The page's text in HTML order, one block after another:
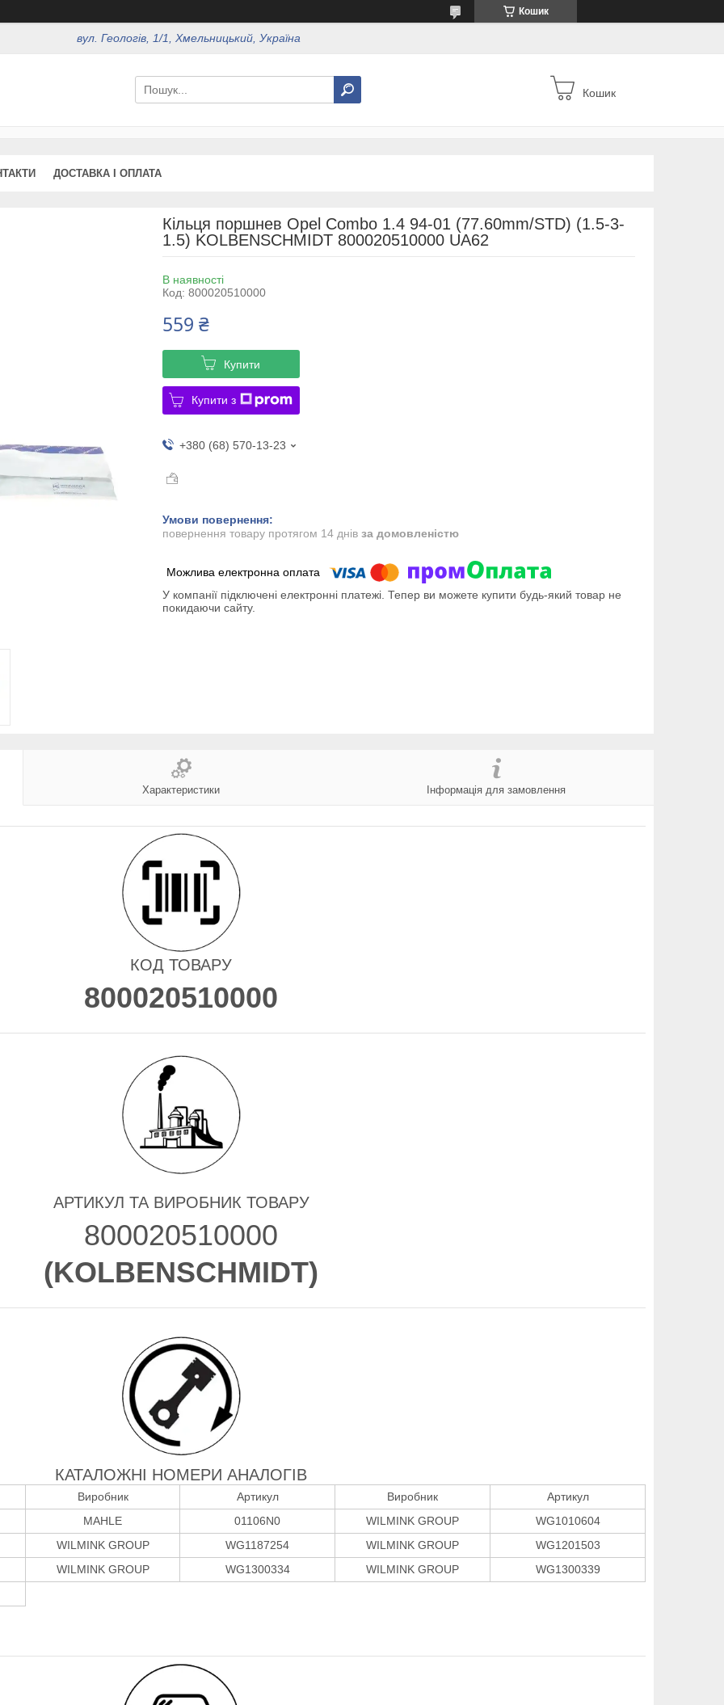
Кошик
вул. Геологів, 1/1, Хмельницький, Україна
Кошик
ДОСТАВКА І ОПЛАТА
Кільця поршнев Opel Combo 1.4 94-01 (77.60mm/STD) (1.5-3-
1.5) KOLBENSCHMIDT 800020510000 UA62
В наявності
Код: 800020510000
559 ₴
Купити
Купити з
+380 (68) 570-13-23
повернення товару протягом 14 днів за домовленістю
У компанії підключені електронні платежі. Тепер ви можете купити будь-який товар не
покидаючи сайту.
Характеристики Інформація для замовлення
КОД ТОВАРУ
800020510000
АРТИКУЛ ТА ВИРОБНИК ТОВАРУ
800020510000
(KOLBENSCHMIDT)
КАТАЛОЖНІ НОМЕРИ АНАЛОГІВ
Виробник Артикул Виробник
Артикул
MAHLE
01106N0 WILMINK GROUP
WG1010604
WILMINK GROUP
WG1187254 WILMINK GROUP
WG1201503
WILMINK GROUP
WG1300334 WILMINK GROUP WG1300339